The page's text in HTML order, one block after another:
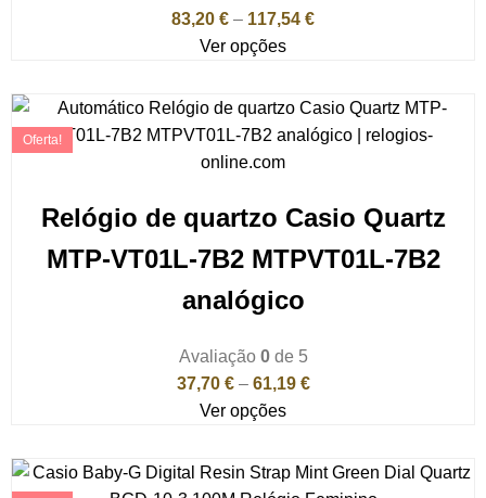
83,20 € – 117,54 €
Ver opções
Relógio de quartzo Casio Quartz
MTP-VT01L-7B2 MTPVT01L-7B2
analógico
Avaliação 0de 5
Oferta!
37,70 € – 61,19 €
Ver opções